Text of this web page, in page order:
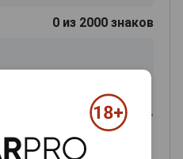
0 из 2000 знаков